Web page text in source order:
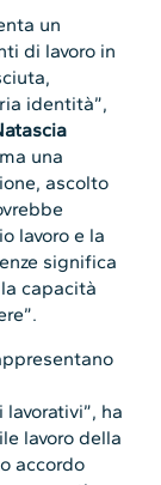
un
di lavoro in
identità”,
una
ascolto
lavoro e la
significa
capacità
ha
lavoro della
accordo